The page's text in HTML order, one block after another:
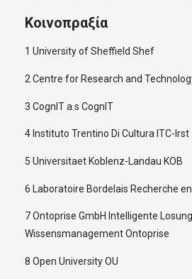
Κοινοπραξία
1 University of Sheffield Shef
2 Centre for Research and
3 CognIT a.s CognIT
4 Instituto Trentino Di Cultura ITC-Irst
5 Universitaet Koblenz-Landau KOB
6 Laboratoire Bordelais Recherche
7 Ontoprise GmbH Intelligente
Wissensmanagement Ontoprise
8 Open University OU